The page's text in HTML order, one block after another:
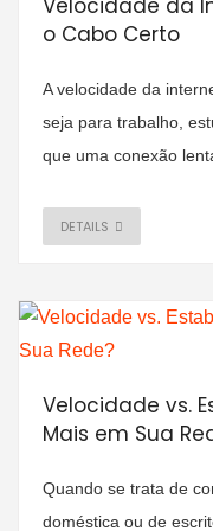
Velocidade da
o Cabo Certo
A velocidade da
seja para trabalho,
que uma conexão
DETAILS
Velocidade vs.
Mais em Sua
Quando se trata de
doméstica ou de